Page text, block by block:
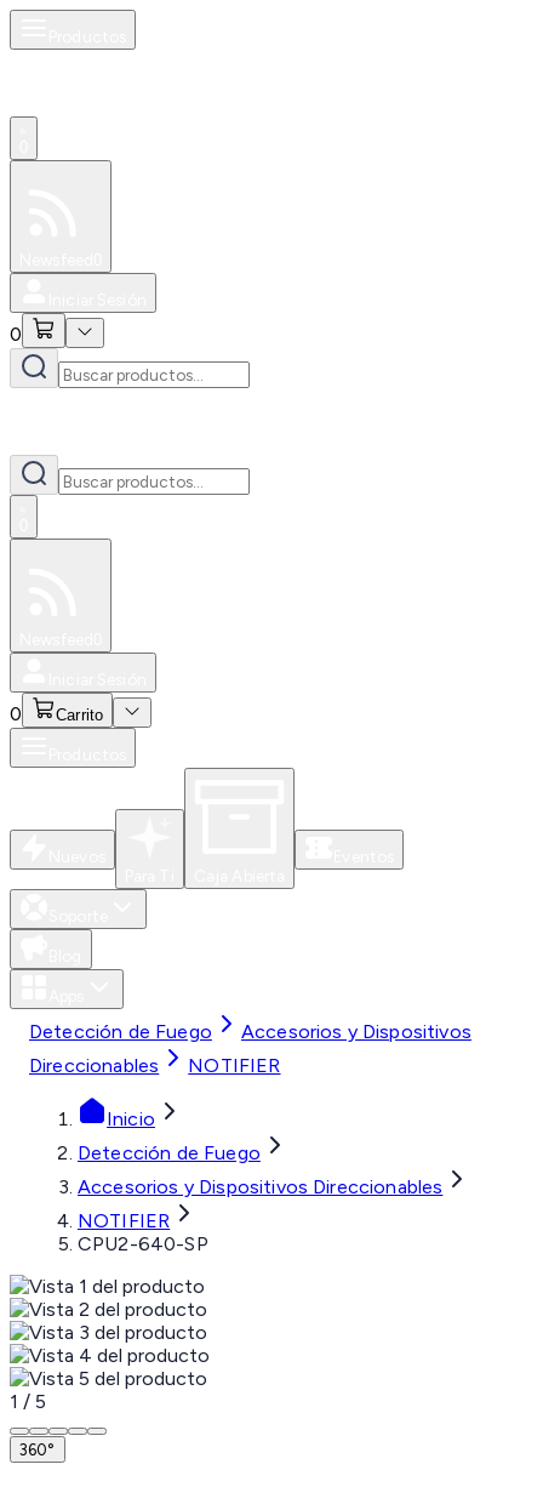
0
0 Carrito
Detección de Fuego
Accesorios y Dispositivos
Direccionables
NOTIFIER
Inicio
Detección de Fuego
Accesorios y Dispositivos Direccionables
NOTIFIER
CPU2-640-SP
1 / 5
360°